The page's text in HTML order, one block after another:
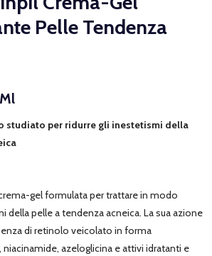
Pelle Tendenza
studiato per ridurre gli inestetismi della
gel formulata per trattare in modo
della pelle a tendenza acneica. La sua azione
di retinolo veicolato in forma
azeloglicina e attivi idratanti e